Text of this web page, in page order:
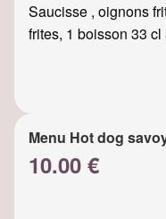
Saucisse , oignons
frites, 1 boisson 33
Menu Hot dog
10.00 €